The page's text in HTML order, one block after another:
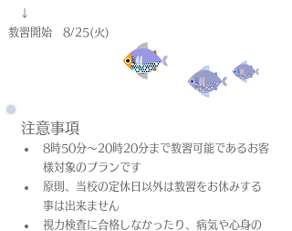
↓
教習開始 8/25(火)
注意事項
8時50分～20時20分まで教習可能であるお客
様対象のプランです
原則、当校の定休日以外は教習をお休みする
事は出来ません
視力検査に合格しなかったり、病気や心身の